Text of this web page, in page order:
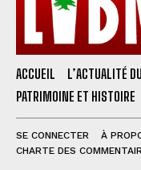
ACCUEIL L’ACTUALITÉ
PATRIMOINE ET HISTOIRE
SE CONNECTER À
CHARTE DES